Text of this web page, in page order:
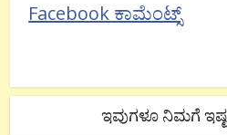
Facebook ಕಾಮೆಂಟ್ಸ್
ಇವುಗಳೂ ನಿಮಗೆ